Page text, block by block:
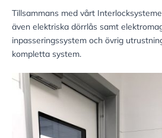
Tillsammans med vårt
även elektriska dörrlås samt
inpasseringssystem och övrig
kompletta system.